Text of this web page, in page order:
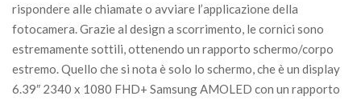
rispondere alle chiamate o avviare l’applicazione della
fotocamera. Grazie al design a scorrimento, le cornici sono
estremamente sottili, ottenendo un rapporto schermo/corpo
estremo. Quello che si nota è solo lo schermo, che è un display
6.39″ 2340 x 1080 FHD+ Samsung AMOLED con un rapporto